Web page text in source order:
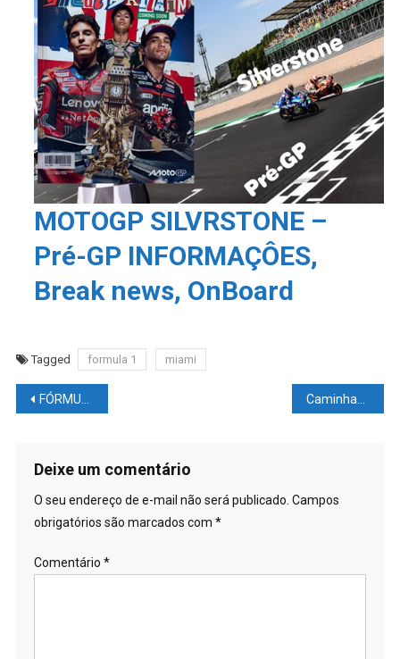
MOTOGP SILVRSTONE –
Pré-GP INFORMAÇÔES,
Break news, OnBoard
Tagged formula 1 miami
Navegação
Post
FÓRMULA 1 – Lando Norris dá sorte e vence a corrida Sprint em Miami
Deixe um comentário
O seu endereço de e-mail não será publicado. Campos
obrigatórios são marcados com *
Comentário *